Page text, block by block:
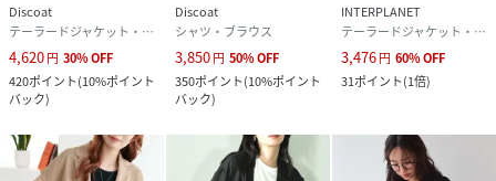
性別タイプ レディース
原産国 中国
サイズ
Discoat
テーラードジャケット・ブレザー
4,620円 30%OFF
420ポイント(10%ポイント
バック)
Discoat
シャツ・ブラウス
3,850円 50%OFF
350ポイント(10%ポイント
バック)
INTERPLANET
テーラードジャケット・ブレザー
3,476円 60%OFF
31ポイント(1倍)